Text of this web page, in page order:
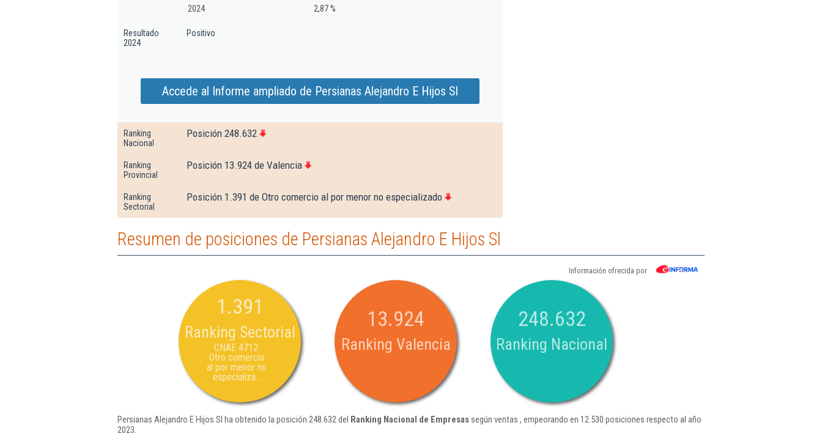
2024
2,87 %
Resultado
2024
Positivo
Accede al Informe ampliado de Persianas Alejandro E Hijos Sl
Ranking
Nacional
Posición 248.632
Ranking
Provincial
Posición 13.924 de Valencia
Ranking
Sectorial
Posición 1.391 de Otro comercio al por menor no especializado
Resumen de posiciones de Persianas Alejandro E Hijos Sl
Información ofrecida por
1.391
Ranking Sectorial
CNAE 4712:
Otro comercio
al por menor no
especializa...
13.924
Ranking Valencia
248.632
Ranking Nacional
Persianas Alejandro E Hijos Sl ha obtenido la posición 248.632 del Ranking Nacional de Empresassegún ventas , empeorando en 12.530 posiciones respecto al año
2023.